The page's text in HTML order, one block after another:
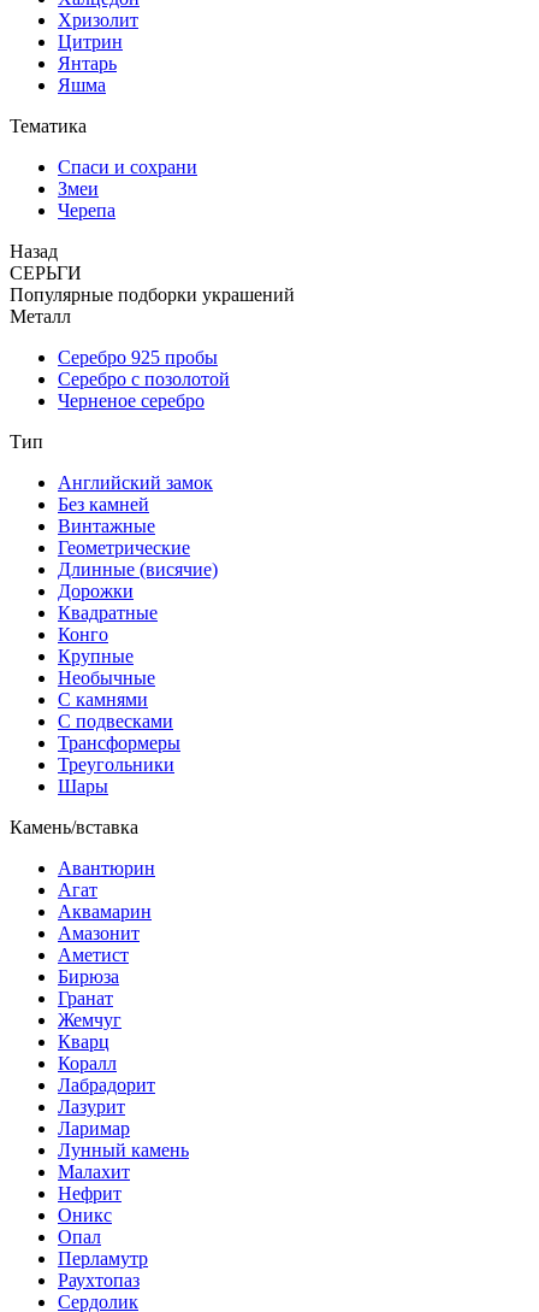
Хризолит
Цитрин
Янтарь
Яшма
Тематика
Спаси и сохрани
Змеи
Черепа
Назад
СЕРЬГИ
Популярные подборки украшений
Металл
Серебро 925 пробы
Серебро с позолотой
Черненое серебро
Тип
Английский замок
Без камней
Винтажные
Геометрические
Длинные (висячие)
Дорожки
Квадратные
Конго
Крупные
Необычные
С камнями
С подвесками
Трансформеры
Треугольники
Шары
Камень/вставка
Авантюрин
Агат
Аквамарин
Амазонит
Аметист
Бирюза
Гранат
Жемчуг
Кварц
Коралл
Лабрадорит
Лазурит
Ларимар
Лунный камень
Малахит
Нефрит
Оникс
Опал
Перламутр
Раухтопаз
Сердолик